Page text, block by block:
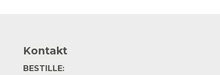
Kontakt
BESTILLE: